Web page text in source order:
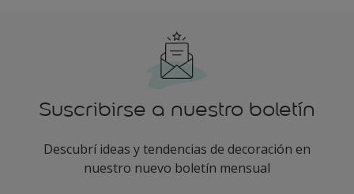
Suscribirse a nuestro boletín
Descubrí ideas y tendencias de decoración en
nuestro nuevo boletín mensual